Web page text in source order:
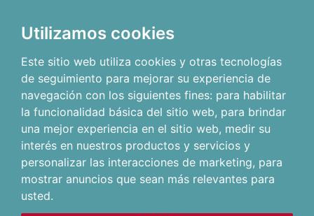
Utilizamos cookies
Este sitio web utiliza cookies y otras tecnologías
de seguimiento para mejorar su experiencia de
navegación con los siguientes fines: para habilitar
la funcionalidad básica del sitio web, para brindar
una mejor experiencia en el sitio web, medir su
interés en nuestros productos y servicios y
personalizar las interacciones de marketing, para
mostrar anuncios que sean más relevantes para
usted.